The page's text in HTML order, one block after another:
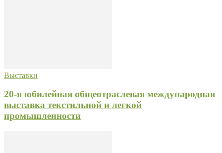
Выставки
20-я юбилейная общеотраслевая международная
выставка текстильной и легкой
промышленности